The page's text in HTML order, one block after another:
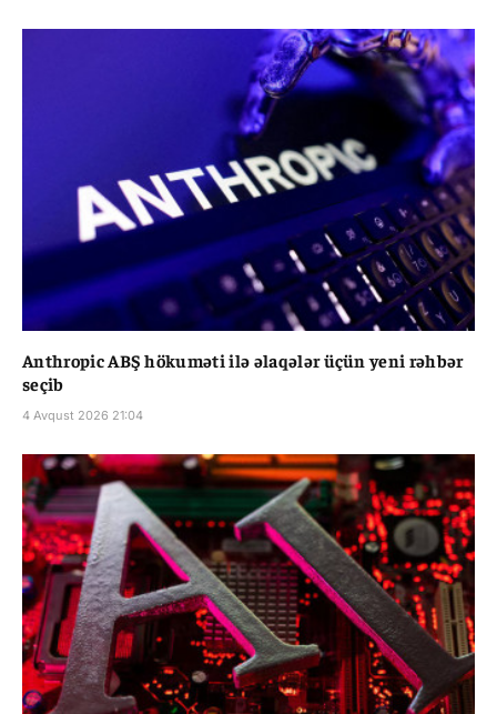
Anthropic ABŞ hökuməti ilə əlaqələr üçün yeni rəhbər
seçib
4 Avqust 2026 21:04